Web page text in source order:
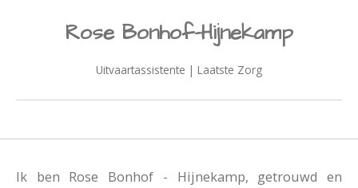
Rose Bonhof-Hijnekamp
Uitvaartassistente | Laatste Zorg
Ik ben Rose Bonhof - Hijnekamp, getrouwd en